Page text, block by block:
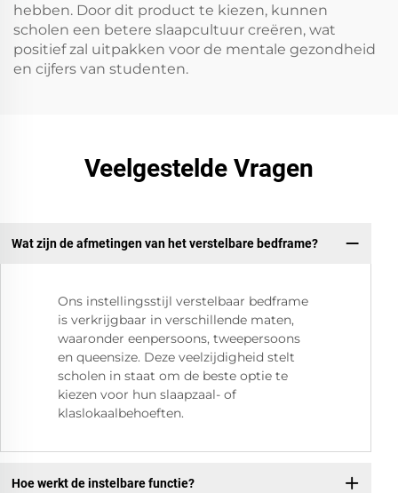
hebben. Door dit product te kiezen, kunnen
scholen een betere slaapcultuur creëren, wat
positief zal uitpakken voor de mentale gezondheid
en cijfers van studenten.
Veelgestelde Vragen
Wat zijn de afmetingen van het verstelbare bedframe?
Ons instellingsstijl verstelbaar bedframe
is verkrijgbaar in verschillende maten,
waaronder eenpersoons, tweepersoons
en queensize. Deze veelzijdigheid stelt
scholen in staat om de beste optie te
kiezen voor hun slaapzaal- of
klaslokaalbehoeften.
Hoe werkt de instelbare functie?